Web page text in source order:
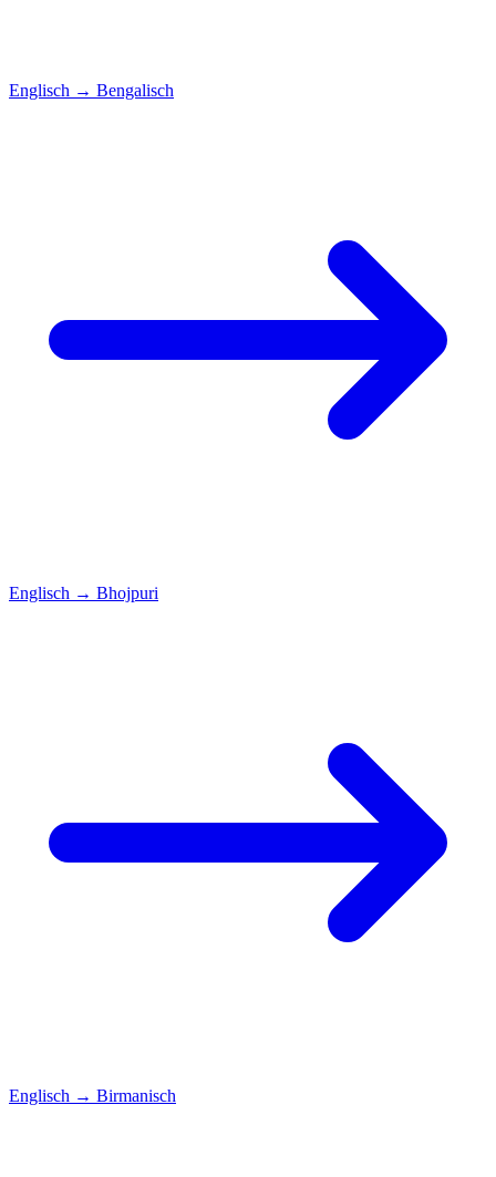
Englisch → Bengalisch
Englisch → Bhojpuri
Englisch → Birmanisch